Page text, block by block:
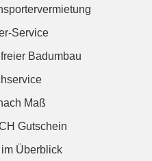
Service
Badumbau
Maß
Gutschein
Überblick